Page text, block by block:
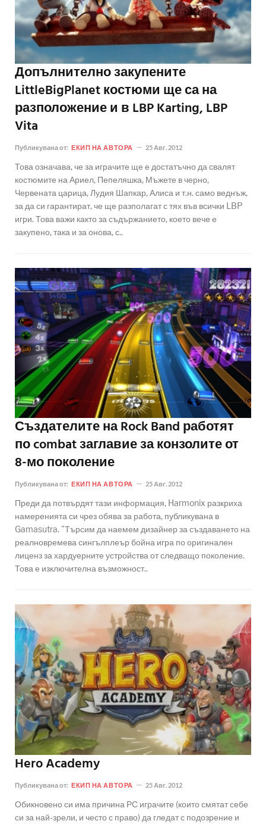
Допълнително закупените
LittleBigPlanet костюми ще са на
разположение и в LBP Karting, LBP
Vita
Публикувана от: ЕКИП НА АВТОРА 25 Авг. 2012
Това означава, че за играчите ще е достатъчно да свалят
костюмите на Ариел, Пепеляшка, Мъжете в черно,
Червената царица, Лудия Шапкар, Алиса и т.н. само веднъж,
за да си гарантират, че ще разполагат с тях във всички LBP
игри. Това важи както за съдържанието, което вече е
закупено, така и за онова, с..
Създателите на Rock Band работят
по combat заглавие за конзолите от
8-мо поколение
Публикувана от: ЕКИП НА АВТОРА 25 Авг. 2012
Преди да потвърдят тази информация, Harmonix разкриха
намеренията си чрез обява за работа, публикувана в
Gamasutra. "Търсим да наемем дизайнер за създаването на
реалновремева сингълплеър бойна игра по оригинален
лиценз за хардуерните устройства от следващо поколение.
Това е изключителна възможност..
Hero Academy
Публикувана от: ЕКИП НА АВТОРА 25 Авг. 2012
Обикновено си има причина РС играчите (които смятат себе
си за най-зрели, и често с право) да гледат с подозрение и